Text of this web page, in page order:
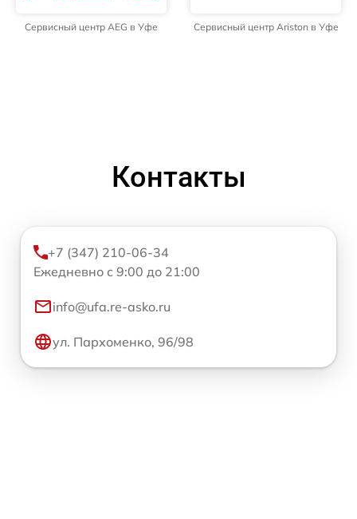
Сервисный центр AEG в Уфе Сервисный центр Ariston в Уфе
Контакты
+7 (347) 210-06-34
Ежедневно с 9:00 до 21:00
info@ufa.re-asko.ru
ул. Пархоменко, 96/98